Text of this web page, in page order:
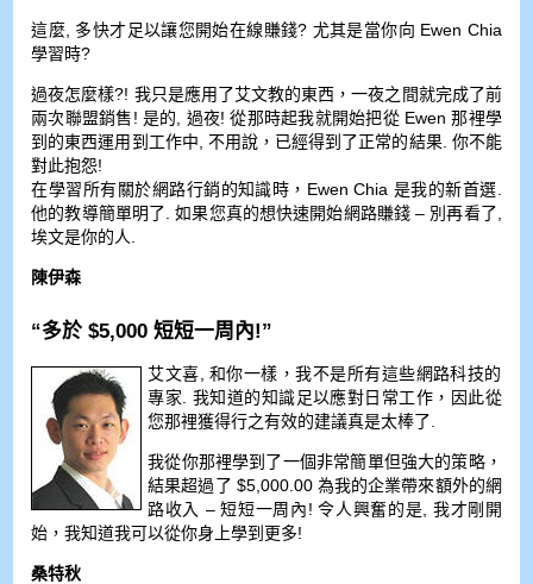
這麼, 多快才足以讓您開始在線賺錢? 尤其是當你向 Ewen Chia
學習時?
過夜怎麼樣?! 我只是應用了艾文教的東西，一夜之間就完成了前
兩次聯盟銷售! 是的, 過夜! 從那時起我就開始把從 Ewen 那裡學
到的東西運用到工作中, 不用說，已經得到了正常的結果. 你不能
對此抱怨!
在學習所有關於網路行銷的知識時，Ewen Chia 是我的新首選.
他的教導簡單明了. 如果您真的想快速開始網路賺錢 – 別再看了,
埃文是你的人.
陳伊森
“多於 $5,000 短短一周內!”
艾文喜, 和你一樣，我不是所有這些網路科技的
專家. 我知道的知識足以應對日常工作，因此從
您那裡獲得行之有效的建議真是太棒了.
我從你那裡學到了一個非常簡單但強大的策略，
結果超過了 $5,000.00 為我的企業帶來額外的網
路收入 – 短短一周內! 令人興奮的是, 我才剛開
始，我知道我可以從你身上學到更多!
桑特秋